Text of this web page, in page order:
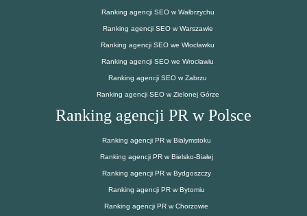
Ranking agencji SEO w Wałbrzychu
Ranking agencji SEO w Warszawie
Ranking agencji SEO we Włocławku
Ranking agencji SEO we Wrocławiu
Ranking agencji SEO w Zabrzu
Ranking agencji SEO w Zielonej Górze
Ranking agencji PR w Polsce
Ranking agencji PR w Białymstoku
Ranking agencji PR w Bielsko-Białej
Ranking agencji PR w Bydgoszczy
Ranking agencji PR w Bytomiu
Ranking agencji PR w Chorzowie